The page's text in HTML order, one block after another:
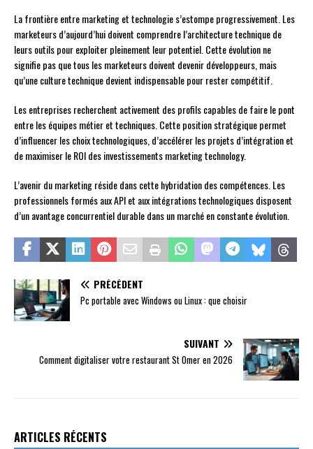
La frontière entre marketing et technologie s’estompe progressivement. Les
marketeurs d’aujourd’hui doivent comprendre l’architecture technique de
leurs outils pour exploiter pleinement leur potentiel. Cette évolution ne
signifie pas que tous les marketeurs doivent devenir développeurs, mais
qu’une culture technique devient indispensable pour rester compétitif.
Les entreprises recherchent activement des profils capables de faire le pont
entre les équipes métier et techniques. Cette position stratégique permet
d’influencer les choix technologiques, d’accélérer les projets d’intégration et
de maximiser le ROI des investissements marketing technology.
L’avenir du marketing réside dans cette hybridation des compétences. Les
professionnels formés aux API et aux intégrations technologiques disposent
d’un avantage concurrentiel durable dans un marché en constante évolution.
PRÉCÉDENT
Pc portable avec Windows ou Linux : que choisir
SUIVANT
Comment digitaliser votre restaurant St Omer en 2026
ARTICLES RÉCENTS